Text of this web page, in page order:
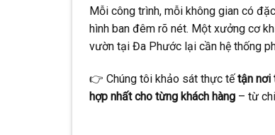
Mỗi công trình, mỗi không gian có
hình ban đêm rõ nét. Một xưởng cơ
vườn tại Đa Phước lại cần hệ thống
👉 Chúng tôi khảo sát thực tếtận nơi
hợp nhất cho từng khách hàng – từ